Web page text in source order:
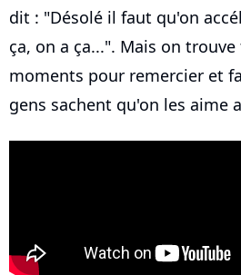
dit : "Désolé il faut qu'on
ça, on a ça...". Mais on
moments pour remercier et
gens sachent qu'on les aime